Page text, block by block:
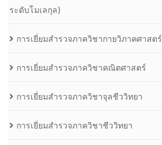
ระดับโมเลกุล)
การเยี่ยมสำรวจภาควิชากายวิภาคศาสตร์
การเยี่ยมสำรวจภาควิชาคณิตศาสตร์
การเยี่ยมสำรวจภาควิชาจุลชีววิทยา
การเยี่ยมสำรวจภาควิชาชีววิทยา